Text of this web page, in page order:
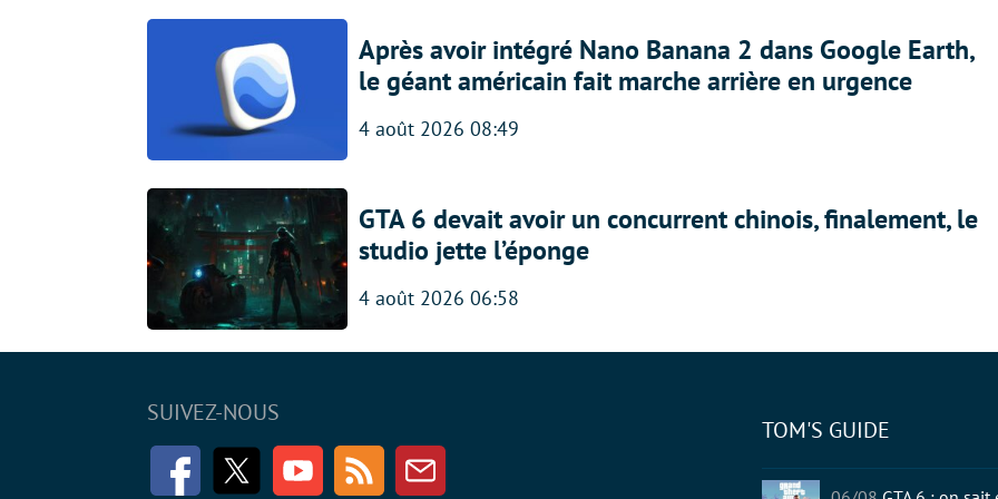
Après avoir intégré Nano Banana 2 dans Google Earth,
le géant américain fait marche arrière en urgence
4 août 2026 08:49
GTA 6 devait avoir un concurrent chinois, finalement, le
studio jette l’éponge
4 août 2026 06:58
SUIVEZ-NOUS
FacebookTwitter Youtube RSS Newsletter
TOM'S GUIDE